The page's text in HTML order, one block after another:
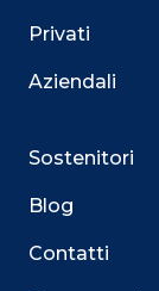
Privati
Aziendali
Sostenitori
Blog
Contatti